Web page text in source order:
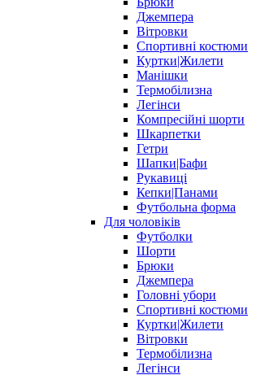
Джемпера
Вітровки
Спортивні костюми
Куртки|Жилети
Манішки
Термобілизна
Легінси
Компресійні шорти
Шкарпетки
Гетри
Шапки|Бафи
Рукавиці
Кепки|Панами
Футбольна форма
Для чоловіків
Футболки
Шорти
Брюки
Джемпера
Головні убори
Спортивні костюми
Куртки|Жилети
Вітровки
Термобілизна
Легінси